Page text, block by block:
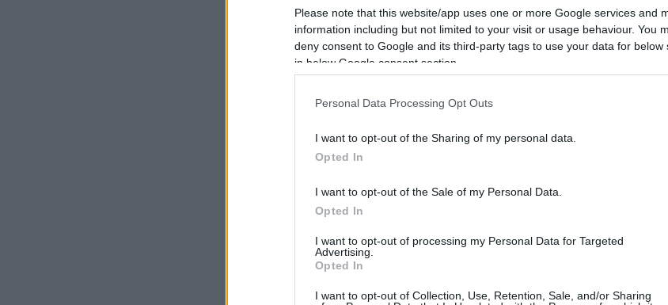
Please note that this website/app uses one or more Google services and
information including but not limited to your visit or usage behaviour. You
deny consent to Google and its third-party tags to use your data for below
in below Google consent section.
Personal Data Processing Opt Outs
I want to opt-out of the Sharing of my personal data.
Opted In
I want to opt-out of the Sale of my Personal Data.
Opted In
I want to opt-out of processing my Personal Data for Targeted
Advertising.
Opted In
I want to opt-out of Collection, Use, Retention, Sale, and/or Sharing